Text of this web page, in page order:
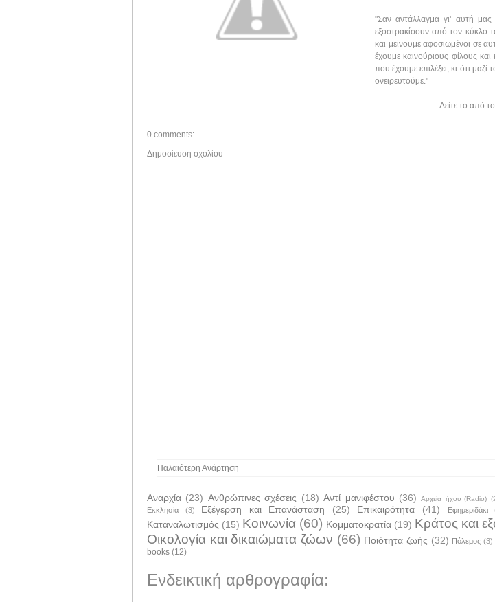
"Σαν αντάλλαγμα γι’ αυτή
εξοστρακίσουν από τον κύκλο
και μείνουμε αφοσιωμένοι σε
έχουμε καινούριους φίλους και
που έχουμε επιλέξει, κι ότι
ονειρευτούμε."
Δείτε το από
0 comments:
Δημοσίευση σχολίου
Παλαιότερη Ανάρτηση
Αναρχία (23) Ανθρώπινες σχέσεις (18) Αντί μανιφέστου (36) Αρχεία ήχου (Radio)
Εκκλησία (3) Εξέγερση και Επανάσταση (25) Επικαιρότητα (41) Εφημεριδάκι
Καταναλωτισμός (15) Κοινωνία (60) Κομματοκρατία (19) Κράτος και
Οικολογία και δικαιώματα ζώων (66) Ποιότητα ζωής (32) Πόλεμος (3)
books (12)
Ενδεικτική αρθρογραφία: